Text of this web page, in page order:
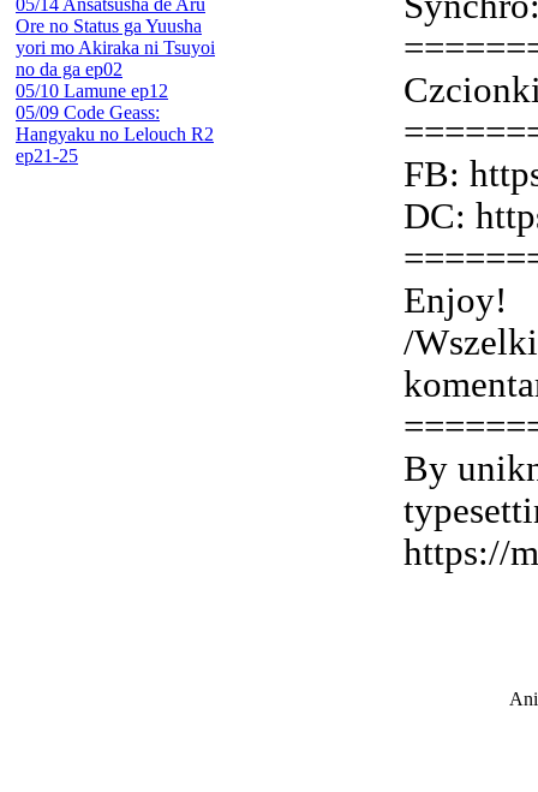
05/14 Ansatsusha de Aru
Ore no Status ga Yuusha
yori mo Akiraka ni Tsuyoi
no da ga ep02
05/10 Lamune ep12
05/09 Code Geass:
Hangyaku no Lelouch R2
ep21-25
FB:
DC:
Enjoy!
/
By
https://